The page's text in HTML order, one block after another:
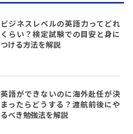
ビジネスレベルの英語力ってどれ
くらい？検定試験での目安と身に
つける方法を解説
英語ができないのに海外赴任が決
まったらどうする？渡航前後にや
るべき勉強法を解説